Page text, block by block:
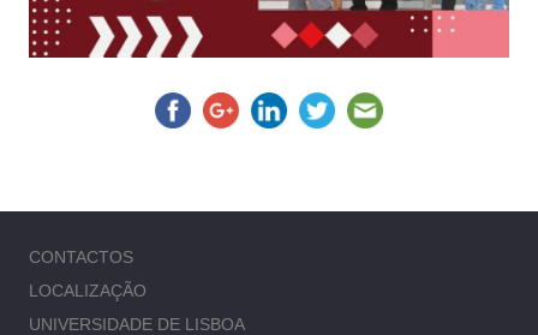
CONTACTOS
LOCALIZAÇÃO
UNIVERSIDADE DE LISBOA